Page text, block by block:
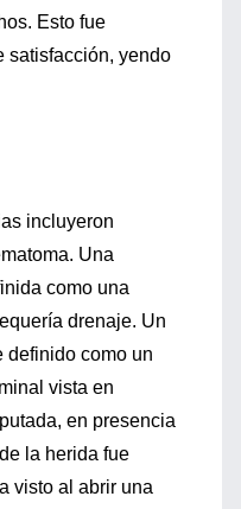
Esto fue
satisfacción, yendo
incluyeron
Una
como una
drenaje. Un
definido como un
vista en
en presencia
la herida fue
visto al abrir una